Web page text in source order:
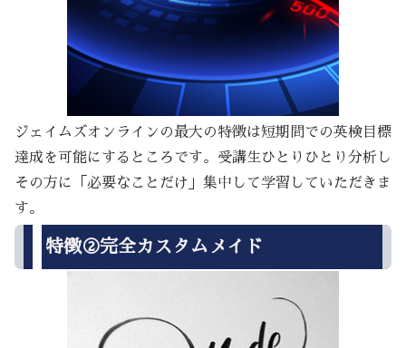
ジェイムズオンラインの最大の特徴は短期間での英検目標
達成を可能にするところです。受講生ひとりひとり分析し
その方に「必要なことだけ」集中して学習していただきま
す。
特徴②完全カスタムメイド